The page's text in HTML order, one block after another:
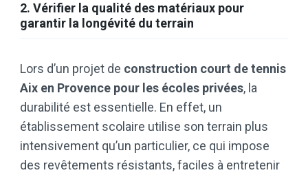
2. Vérifier la qualité des matériaux pour
garantir la longévité du terrain
Lors d’un projet de construction court de tennis
Aix en Provence pour les écoles privées, la
durabilité est essentielle. En effet, un
établissement scolaire utilise son terrain plus
intensivement qu’un particulier, ce qui impose
des revêtements résistants, faciles à entretenir